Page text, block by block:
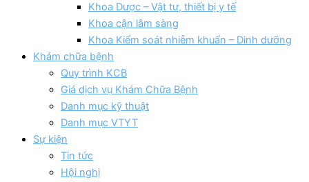
Khoa Dược – Vật tư, thiết bị y tế
Khoa cận lâm sàng
Khoa Kiểm soát nhiễm khuẩn – Dinh dưỡng
Khám chữa bệnh
Quy trình KCB
Giá dịch vụ Khám Chữa Bệnh
Danh mục kỹ thuật
Danh mục VTYT
Sự kiện
Tin tức
Hội nghị